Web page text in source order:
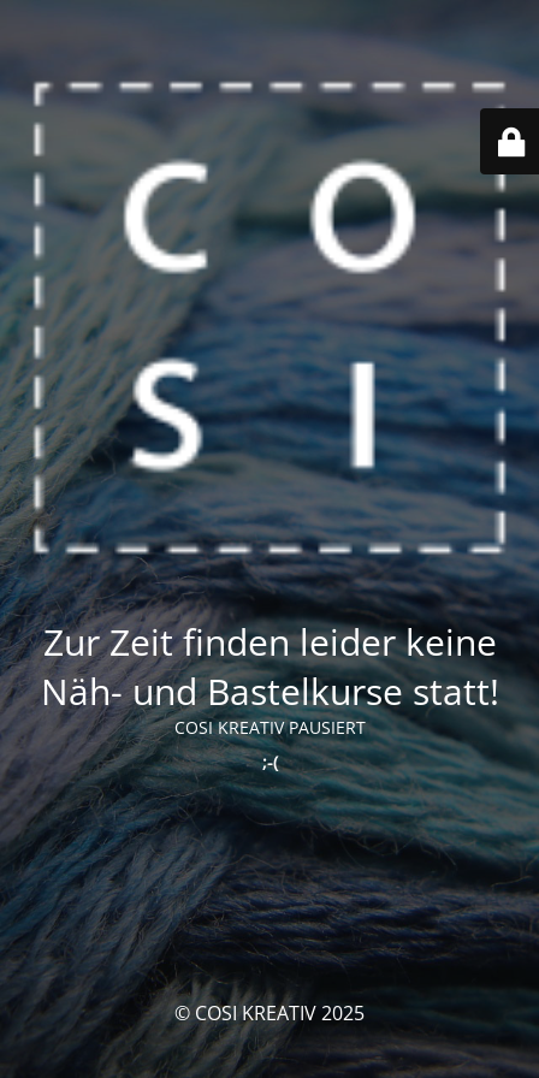
Zur Zeit finden leider keine
Näh- und Bastelkurse statt!
COSI KREATIV PAUSIERT
;-(
© COSI KREATIV 2025